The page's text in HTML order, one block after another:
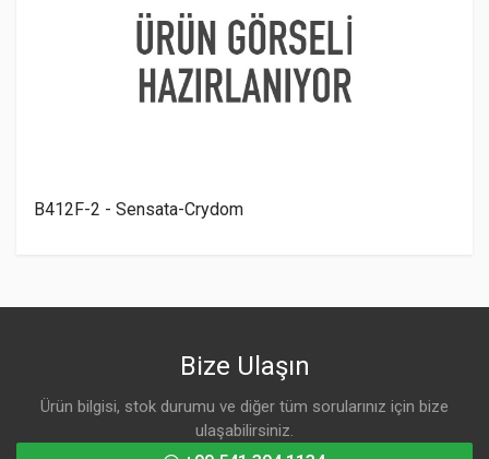
B412F-2 - Sensata-Crydom
Bize Ulaşın
Ürün bilgisi, stok durumu ve diğer tüm sorularınız için bize
ulaşabilirsiniz.